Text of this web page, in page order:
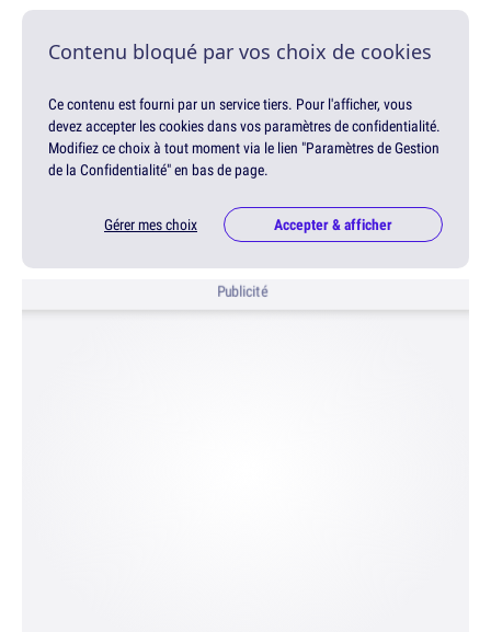
Contenu bloqué par vos choix de cookies
Ce contenu est fourni par un service tiers. Pour l'afficher, vous
devez accepter les cookies dans vos paramètres de confidentialité.
Modifiez ce choix à tout moment via le lien "Paramètres de Gestion
de la Confidentialité" en bas de page.
Gérer mes choix Accepter & afficher
Publicité